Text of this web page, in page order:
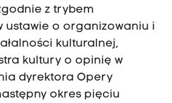
z trybem
ustawie o organizowaniu i
kulturalnej,
kultury o opinię w
dyrektora Opery
okres pięciu